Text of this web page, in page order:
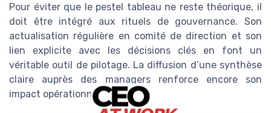
Pour éviter que le pestel tableau ne reste théorique, il
doit être intégré aux rituels de gouvernance. Son
actualisation régulière en comité de direction et son
lien explicite avec les décisions clés en font un
véritable outil de pilotage. La diffusion d’une synthèse
claire auprès des managers renforce encore son
impact opérationnel.